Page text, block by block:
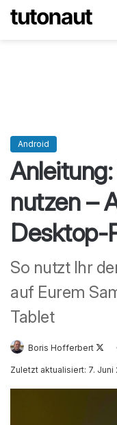
Android
nutzen –
Desktop-
So nutzt Ihr
auf Eurem
Tablet
Boris Hofferbert
Zuletzt aktualisiert: 7. Juni